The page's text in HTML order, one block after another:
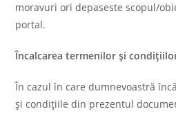
moravuri ori depaseste scopul/
portal.
Încalcarea termenilor și
În cazul în care dumnevoastră
şi condiţiile din prezentul